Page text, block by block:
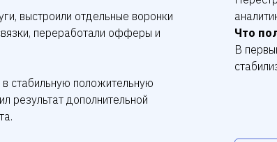
выстроили отдельные воронки
переработали офферы и
стабильную положительную
результат дополнительной
Что
В